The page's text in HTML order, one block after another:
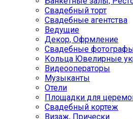
Свадебный торт
Свадебные агентства
Ведущие
Декор, Офрмление
Свадебные
Кольца Ювелирные
Видеооператоры
Музыканты
Отели
Площадки для
Свадебный кортеж
Визаж, Прически